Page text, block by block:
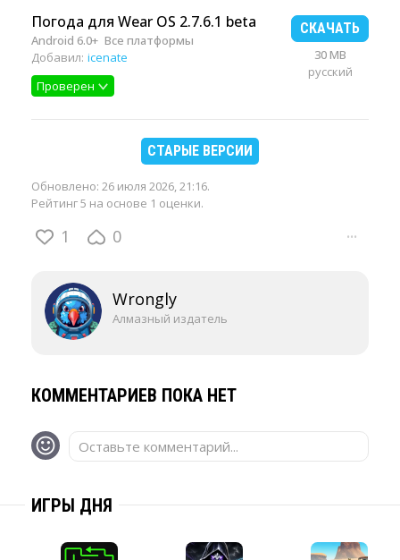
Погода для Wear OS 2.7.6.1 beta
Android 6.0+ Все платформы
Добавил: icenate
Проверен
СКАЧАТЬ
30 MB
русский
СТАРЫЕ ВЕРСИИ
Обновлено: 26 июля 2026, 21:16.
Рейтинг 5 на основе 1 оценки.
1 0 ···
Wrongly
Алмазный издатель
КОММЕНТАРИЕВ ПОКА НЕТ
Оставьте комментарий...
ИГРЫ ДНЯ